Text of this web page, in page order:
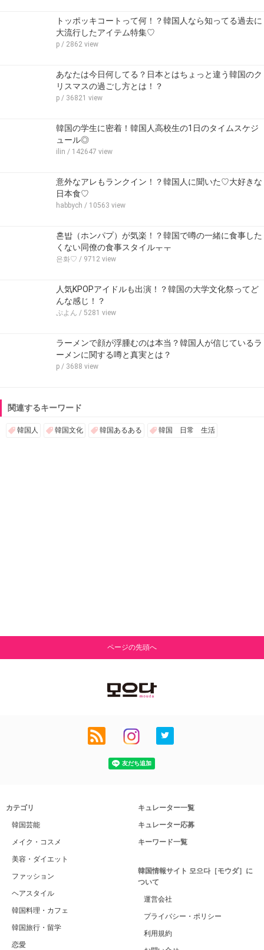
トッポッキコートって何！？韓国人なら知ってる過去に
大流行したアイテム特集♡
p / 2862 view
あなたは今日何してる？日本とはちょっと違う韓国のク
リスマスの過ごし方とは！？
p / 36821 view
韓国の学生に密着！韓国人高校生の1日のタイムスケジ
ュール◎
ilin / 142647 view
意外なアレもランクイン！？韓国人に聞いた♡大好きな
日本食♡
habbych / 10563 view
혼밥（ホンパプ）が気楽！？韓国で噂の一緒に食事した
くない同僚の食事スタイルㅜㅜ
은화♡ / 9712 view
人気KPOPアイドルも出演！？韓国の大学文化祭ってど
んな感じ！？
ぷよん / 5281 view
ラーメンで顔が浮腫むのは本当？韓国人が信じているラ
ーメンに関する噂と真実とは？
p / 3688 view
関連するキーワード
韓国人 韓国文化 韓国あるある 韓国 日常 生活
ページの先頭へ
カテゴリ
韓国芸能
メイク・コスメ
美容・ダイエット
ファッション
ヘアスタイル
韓国料理・カフェ
韓国旅行・留学
恋愛
キュレーター一覧
キュレーター応募
キーワード一覧
韓国情報サイト 모으다［モウダ］に
ついて
運営会社
プライバシー・ポリシー
利用規約